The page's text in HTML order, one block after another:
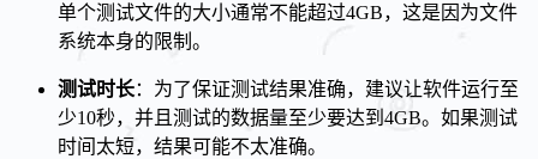
单个测试文件的大小通常不能超过4GB，这是因为文件
系统本身的限制。
测试时长：为了保证测试结果准确，建议让软件运行至
少10秒，并且测试的数据量至少要达到4GB。如果测试
时间太短，结果可能不太准确。